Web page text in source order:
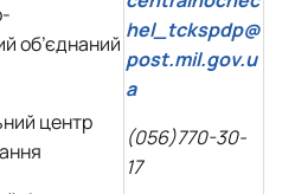
об’єднаний
центр
hel_tckspdp@
post.mil.gov.u
a
(056)770-30-
17